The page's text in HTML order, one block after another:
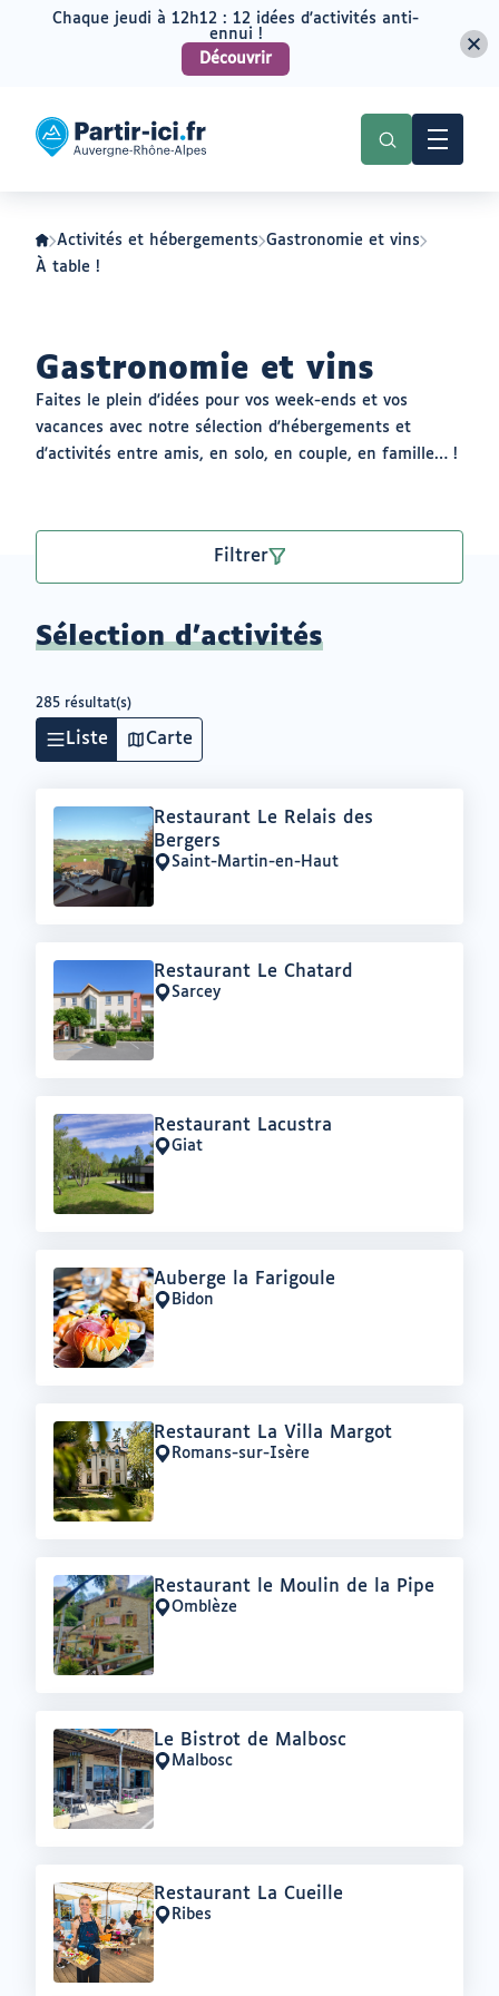
menu
contenu
Partir
ici
Auvergne-
Rhône-
Alpes
Activités et hébergements Gastronomie et vins
À table !
Gastronomie et vins
Faites le plein d'idées pour vos week-ends et vos
vacances avec notre sélection d'hébergements et
d'activités entre amis, en solo, en couple, en famille… !
Filtrer
Sélection d'activités
285 résultat(s)
Liste Carte
Offre
Restaurant Le Relais des
Bergers
Lieu
:
Saint-Martin-en-Haut
Offre
:
Restaurant Le Chatard
Lieu
:
Sarcey
Offre
:
Restaurant Lacustra
Lieu
:
Giat
Offre
:
Auberge la Farigoule
Lieu
:
Bidon
Offre
:
Restaurant La Villa Margot
Lieu
:
Romans-sur-Isère
Offre
:
Restaurant le Moulin de la Pipe
Lieu
:
Omblèze
Offre
:
Le Bistrot de Malbosc
LieuMalbosc
Offre
:
Restaurant La Cueille
Lieu
:
Ribes
Chaque jeudi à 12h12 : 12 idées d'activités anti-
ennui !
Découvrir